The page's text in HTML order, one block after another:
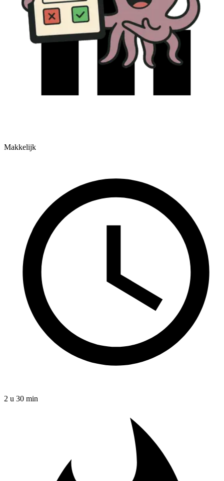
Makkelijk
2 u 30 min